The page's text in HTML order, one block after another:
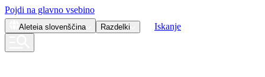
Pojdi na glavno vsebino
Aleteia slovenščina Razdelki Iskanje